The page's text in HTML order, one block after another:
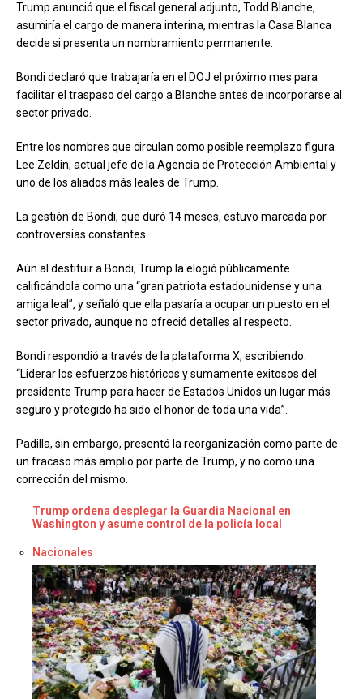
Trump anunció que el fiscal general adjunto, Todd Blanche,
asumiría el cargo de manera interina, mientras la Casa Blanca
decide si presenta un nombramiento permanente.
Bondi declaró que trabajaría en el DOJ el próximo mes para
facilitar el traspaso del cargo a Blanche antes de incorporarse al
sector privado.
Entre los nombres que circulan como posible reemplazo figura
Lee Zeldin, actual jefe de la Agencia de Protección Ambiental y
uno de los aliados más leales de Trump.
La gestión de Bondi, que duró 14 meses, estuvo marcada por
controversias constantes.
Aún al destituir a Bondi, Trump la elogió públicamente
calificándola como una “gran patriota estadounidense y una
amiga leal”, y señaló que ella pasaría a ocupar un puesto en el
sector privado, aunque no ofreció detalles al respecto.
Bondi respondió a través de la plataforma X, escribiendo:
“Liderar los esfuerzos históricos y sumamente exitosos del
presidente Trump para hacer de Estados Unidos un lugar más
seguro y protegido ha sido el honor de toda una vida”.
Padilla, sin embargo, presentó la reorganización como parte de
un fracaso más amplio por parte de Trump, y no como una
corrección del mismo.
Trump ordena desplegar la Guardia Nacional en
Washington y asume control de la policía local
Respecto a
Nacionales